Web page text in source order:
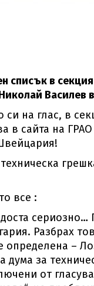
списък в
Василев
на глас, в
в сайта на
все :
Разбрах
определена –
дума за
от